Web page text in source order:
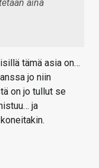
aina
tämä asia on…
jo niin
on jo tullut se
ja